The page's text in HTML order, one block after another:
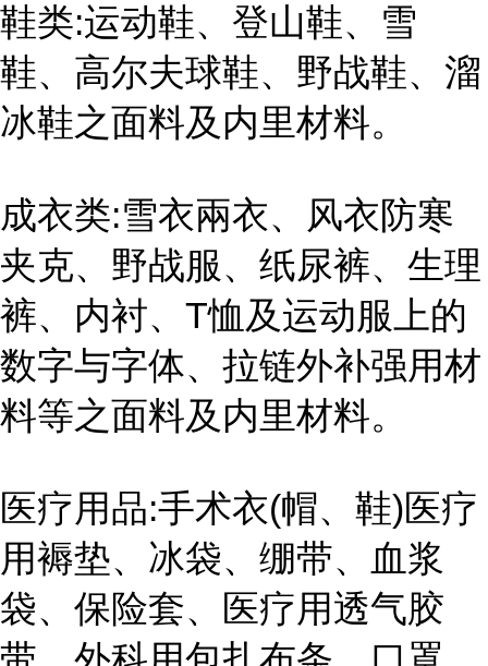
鞋类:运动鞋、登山鞋、雪
鞋、高尔夫球鞋、野战鞋、溜
冰鞋之面料及内里材料。
成衣类:雪衣兩衣、风衣防寒
夹克、野战服、纸尿裤、生理
裤、内衬、T恤及运动服上的
数字与字体、拉链外补强用材
料等之面料及内里材料。
医疗用品:手术衣(帽、鞋)医疗
用褥垫、冰袋、绷带、血浆
袋、保险套、医疗用透气胶